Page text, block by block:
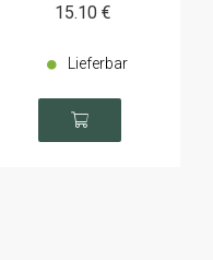
15.10 €
Lieferbar